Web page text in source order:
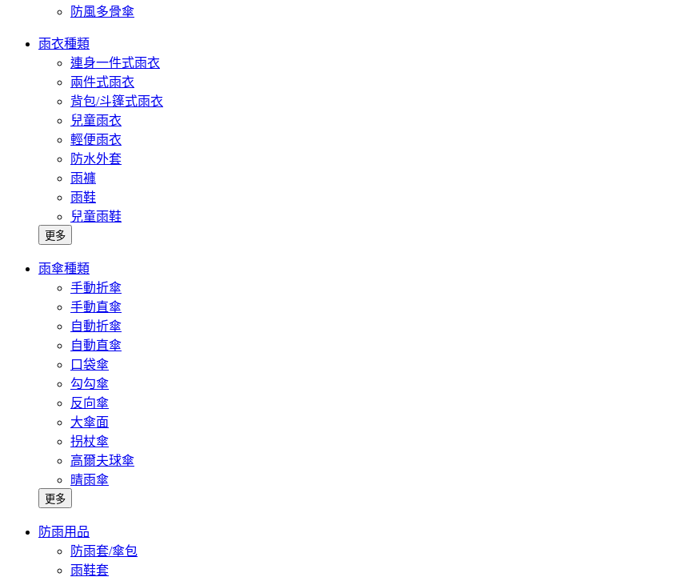
防風多骨傘
雨衣種類
連身一件式雨衣
兩件式雨衣
背包/斗篷式雨衣
兒童雨衣
輕便雨衣
防水外套
雨褲
雨鞋
兒童雨鞋
更多
雨傘種類
手動折傘
手動直傘
自動折傘
自動直傘
口袋傘
勾勾傘
反向傘
大傘面
拐杖傘
高爾夫球傘
晴雨傘
更多
防雨用品
防雨套/傘包
雨鞋套